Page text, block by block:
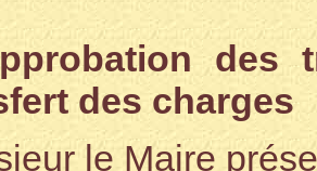
des
des charges
le Maire